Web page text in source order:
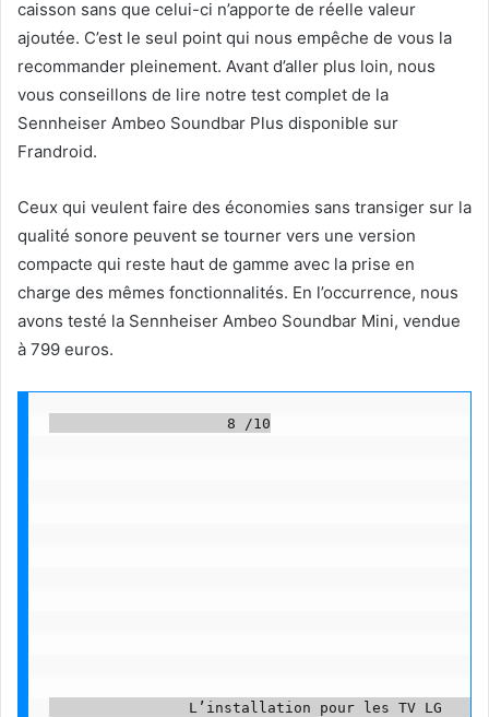
caisson sans que celui-ci n’apporte de réelle valeur
ajoutée. C’est le seul point qui nous empêche de vous la
recommander pleinement. Avant d’aller plus loin, nous
vous conseillons de lire notre test complet de la
Sennheiser Ambeo Soundbar Plus disponible sur
Frandroid.
Ceux qui veulent faire des économies sans transiger sur la
qualité sonore peuvent se tourner vers une version
compacte qui reste haut de gamme avec la prise en
charge des mêmes fonctionnalités. En l’occurrence, nous
avons testé la Sennheiser Ambeo Soundbar Mini, vendue
à 799 euros.
                    8 /10
L’installation pour